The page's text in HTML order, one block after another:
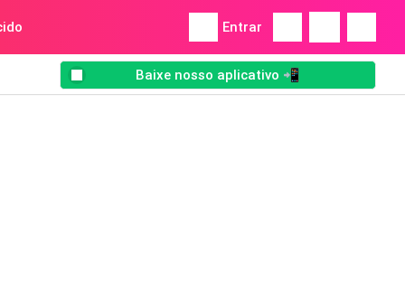
Entrar
Baixe nosso aplicativo 📲